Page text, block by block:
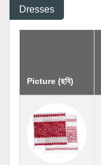
Dresses
Picture (ছবি)